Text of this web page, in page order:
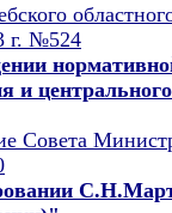
г. №524
и
Совета